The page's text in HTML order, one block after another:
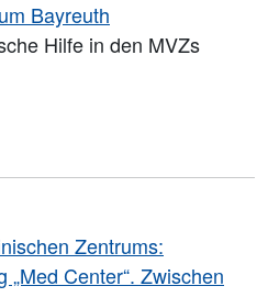
Hilfe in den MVZs